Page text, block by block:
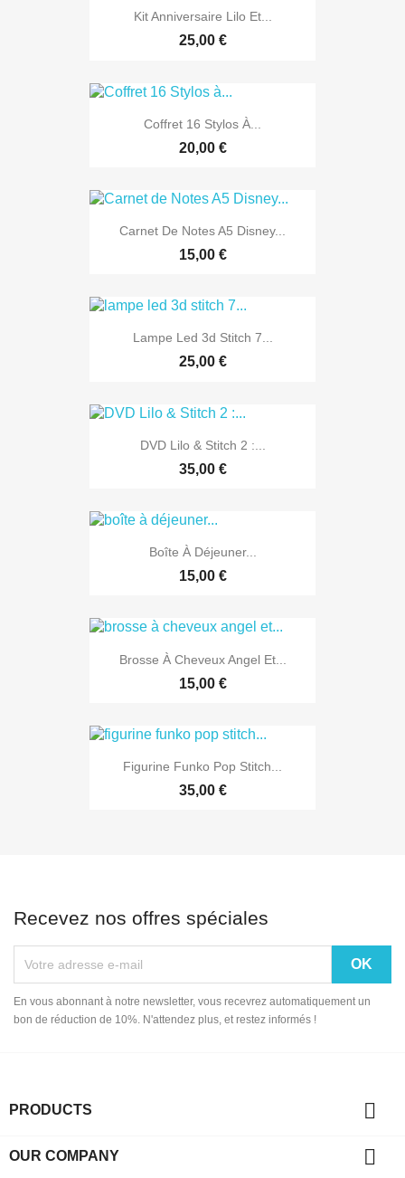
Kit Anniversaire Lilo Et...
25,00 €
Coffret 16 Stylos À...
20,00 €
Carnet De Notes A5 Disney...
15,00 €
Lampe Led 3d Stitch 7...
25,00 €
DVD Lilo & Stitch 2 :...
35,00 €
Boîte À Déjeuner...
15,00 €
Brosse À Cheveux Angel Et...
15,00 €
Figurine Funko Pop Stitch...
35,00 €
Recevez nos offres spéciales
En vous abonnant à notre newsletter, vous recevrez automatiquement un
bon de réduction de 10%. N'attendez plus, et restez informés !
PRODUCTS 
OUR COMPANY 